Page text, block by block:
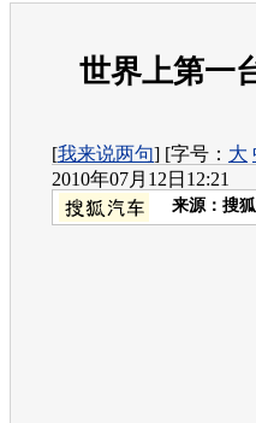
世界上第一
[我来说两句] [字号： 大
2010年07月12日12:21
来源： 搜